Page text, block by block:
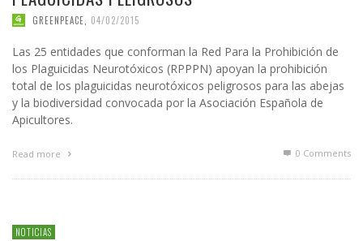
GREENPEACE 04/02/2015
Las 25 entidades que conforman la Red Para la Prohibición de
los Plaguicidas Neurotóxicos (RPPPN) apoyan la prohibición
total de los plaguicidas neurotóxicos peligrosos para las abejas
y la biodiversidad convocada por la Asociación Española de
Apicultores.
Read more 0 Comments
NOTICIAS